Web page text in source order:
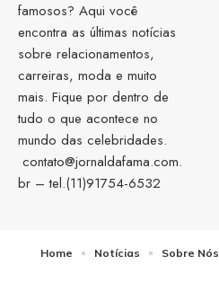
famosos? Aqui você
encontra as últimas notícias
sobre relacionamentos,
carreiras, moda e muito
mais. Fique por dentro de
tudo o que acontece no
mundo das celebridades.
contato@jornaldafama.com.
br – tel.(11)91754-6532
Home Notícias Sobre Nós